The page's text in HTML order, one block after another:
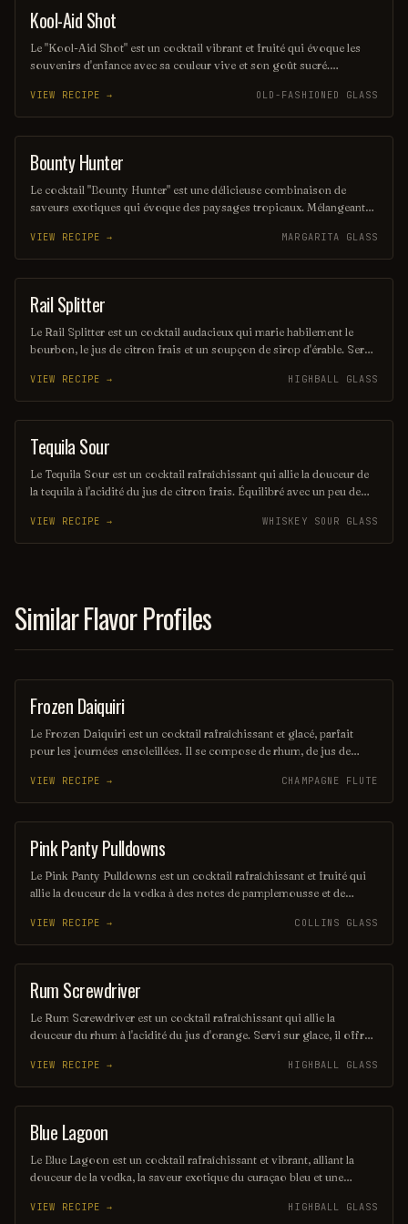
SHOT
Kool-Aid Shot
Le "Kool-Aid Shot" est un cocktail vibrant et fruité qui évoque les
souvenirs d'enfance avec sa couleur vive et son goût sucré.
Aid, ce shot rafraîchissant est parfait pour les fêtes et les soirées
entre amis. Sa simplicité et son côté ludique en font un choix
populaire pour ceux qui cherchent à s'amuser.
VIEW RECIPE → OLD-FASHIONED GLASS
COCKTAIL
Bounty Hunter
Le cocktail "Bounty Hunter" est une délicieuse combinaison de
saveurs exotiques qui évoque des paysages tropicaux. Mélangeant
expérience rafraîchissante et envoûtante, parfaite pour les amateurs
de cocktails d'été. Sa présentation colorée et son goût unique en
font un véritable trésor à découvrir.
VIEW RECIPE → MARGARITA GLASS
COCKTAIL
Rail Splitter
Le Rail Splitter est un cocktail audacieux qui marie habilement le
bourbon, le jus de citron frais et un soupçon de sirop d'érable. Servi
évoquant les saveurs rustiques du terroir américain. Parfait pour les
amateurs de cocktails classiques revisités, il saura séduire vos
papilles.
VIEW RECIPE → HIGHBALL GLASS
ORDINARY DRINK
Tequila Sour
Le Tequila Sour est un cocktail rafraîchissant qui allie la douceur de
la tequila à l'acidité du jus de citron frais. Équilibré avec un peu de
veloutée, il offre une expérience gustative à la fois vive et onctueuse.
Parfait pour les amateurs de cocktails qui recherchent une touche
VIEW RECIPE → WHISKEY SOUR GLASS
Similar Flavor Profiles
ORDINARY DRINK
Frozen Daiquiri
Le Frozen Daiquiri est un cocktail rafraîchissant et glacé, parfait
pour les journées ensoleillées. Il se compose de rhum, de jus de
pour une texture onctueuse. Servi dans un verre à cocktail, il offre
une explosion de saveurs fruitées et acidulées.
VIEW RECIPE → CHAMPAGNE FLUTE
ORDINARY DRINK
Pink Panty Pulldowns
Le Pink Panty Pulldowns est un cocktail rafraîchissant et fruité qui
allie la douceur de la vodka à des notes de pamplemousse et de
boisson idéale pour les soirées d'été. Parfait pour ceux qui
recherchent une expérience gustative à la fois délicieuse et amusante.
VIEW RECIPE → COLLINS GLASS
ORDINARY DRINK
Rum Screwdriver
Le Rum Screwdriver est un cocktail rafraîchissant qui allie la
douceur du rhum à l'acidité du jus d'orange. Servi sur glace, il offre
ensoleillées. Ce mélange simple et délicieux saura séduire les
amateurs de cocktails tropicaux.
VIEW RECIPE → HIGHBALL GLASS
ORDINARY DRINK
Blue Lagoon
Le Blue Lagoon est un cocktail rafraîchissant et vibrant, alliant la
douceur de la vodka, la saveur exotique du curaçao bleu et une
paradisiaques, faisant de ce mélange un incontournable des soirées
VIEW RECIPE → HIGHBALL GLASS